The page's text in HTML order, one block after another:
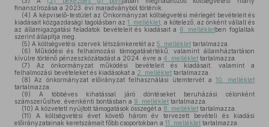
finanszírozása a 2023. évi maradványból történik.
(4) A képviselő-testület az Önkormányzat költségvetési mérlegét bevételeit és
kiadásait közgazdasági tagolásban az 1. melléklet , a kötelező, az önként vállalt és
az államigazgatási feladatok bevételeit és kiadásait a 6. mellékletben foglaltak
szerint állapítja meg.
(5) A költségvetési szervek létszámkeretét az 5. melléklet tartalmazza.
(6) Működési és felhalmozási támogatásértékű, valamint államháztartáson
kívülre történő pénzeszközátadást a 2024. évre a 4. melléklet tartalmazza.
(7) Az önkormányzat működési bevételeit és kiadásait, valamint a
felhalmozási bevételeket és kiadásokat a 2. melléklet tartalmazza.
(8) Az önkormányzat előirányzat felhasználási ütemtervét a 10. melléklet
tartalmazza.
(9) A többéves kihatással járó döntéseket beruházási célonként
számszerűsítve, évenkénti bontásban a 9. melléklet tartalmazza.
(10) A közvetett nyújtott támogatások összegét a 8. melléklet tartalmazza.
(11) A költségvetési évet követő három év tervezett bevételi és kiadási
előirányzatainak keretszámait főbb csoportokban a 11. melléklet tartalmazza.